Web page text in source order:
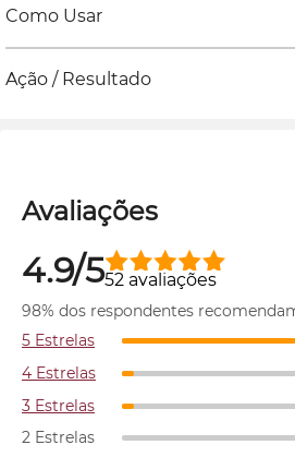
Como Usar
Ação / Resultado
Avaliações
4.9/552 avaliações
98% dos respondentes
5 Estrelas
4 Estrelas
3 Estrelas
2 Estrelas